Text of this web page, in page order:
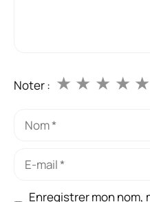
Noter : ★
★
★
★
★
Nom
Enregistrer mon nom,